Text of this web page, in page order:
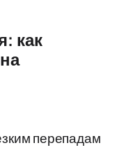
как
перепадам